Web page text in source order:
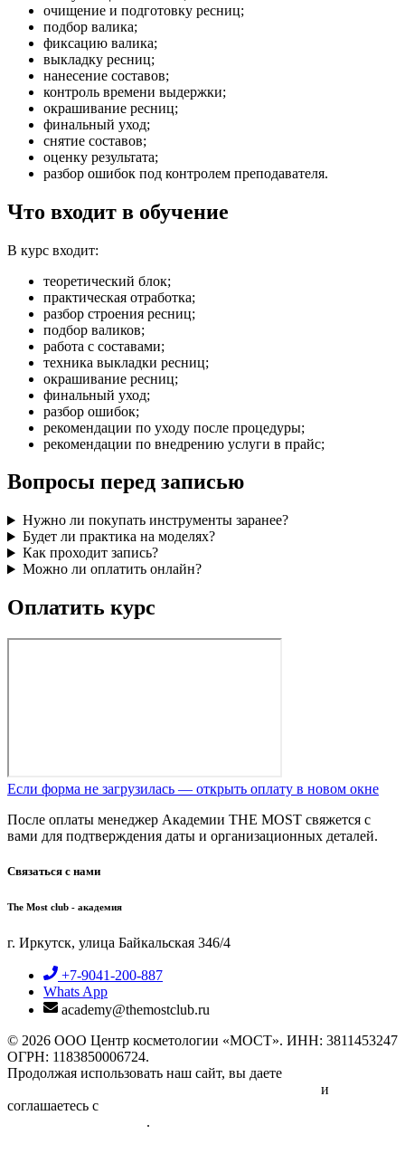
очищение и подготовку ресниц;
подбор валика;
фиксацию валика;
выкладку ресниц;
нанесение составов;
контроль времени выдержки;
окрашивание ресниц;
финальный уход;
снятие составов;
оценку результата;
разбор ошибок под контролем преподавателя.
Что входит в обучение
В курс входит:
теоретический блок;
практическая отработка;
разбор строения ресниц;
подбор валиков;
работа с составами;
техника выкладки ресниц;
окрашивание ресниц;
финальный уход;
разбор ошибок;
рекомендации по уходу после процедуры;
рекомендации по внедрению услуги в прайс;
Вопросы перед записью
Нужно ли покупать инструменты заранее?
Будет ли практика на моделях?
Как проходит запись?
Можно ли оплатить онлайн?
Оплатить курс
Если форма не загрузилась — открыть оплату в новом окне
После оплаты менеджер Академии THE MOST свяжется с
вами для подтверждения даты и организационных деталей.
Связаться с нами
The Most club - академия
г. Иркутск, улица Байкальская 346/4
+7-9041-200-887
Whats App
academy@themostclub.ru
© 2026 ООО Центр косметологии «МОСТ». ИНН: 3811453247
ОГРН: 1183850006724.
Продолжая использовать наш сайт, вы даете
и
соглашаетесь с
.